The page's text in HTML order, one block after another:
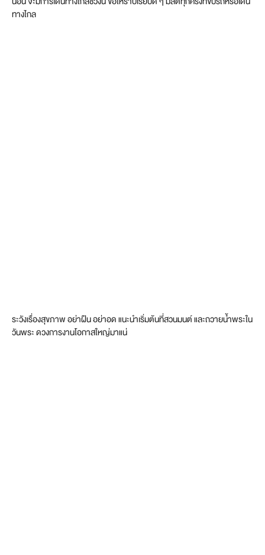
ทางไกล
ระวังเรื่องสุขภาพ อย่าฝืน อย่าอด แนะนำเริ่มต้นที่สวนมนต์ และถวายน้ำพระใน
วันพระ ดวงการงานโอกาสใหญ่มาแน่